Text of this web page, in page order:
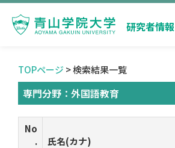
研究者情報
TOPページ > 検索結果一覧
専門分野：外国語教育
No
.
氏名(カナ)